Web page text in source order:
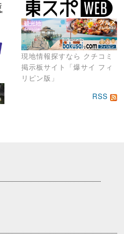
現地情報探すなら クチコミ
掲示板サイト「爆サイ フィ
リピン版」
RSS